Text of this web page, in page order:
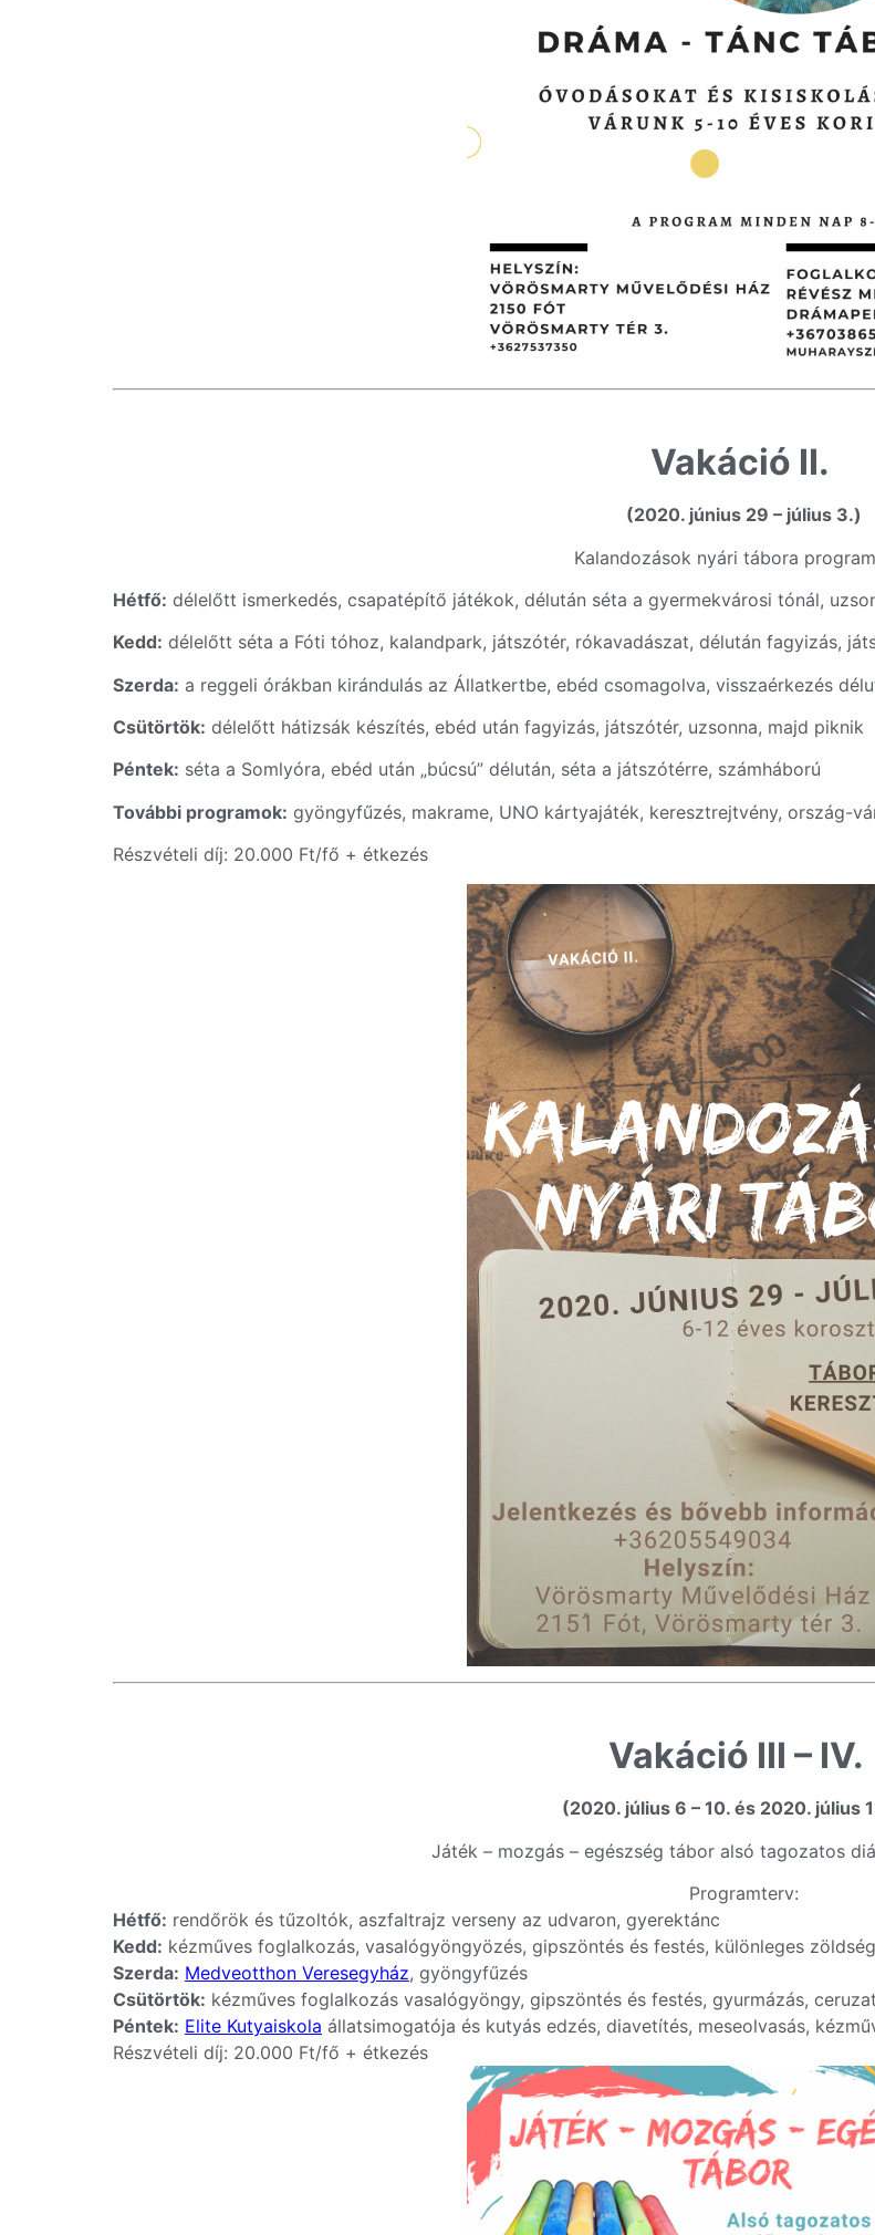
Vakáció II.
(2020. június 29 – július 3.)
Kalandozások nyári tábora
Hétfő: délelőtt ismerkedés, csapatépítő játékok, délután séta a gyermekvárosi tónál,
Kedd: délelőtt séta a Fóti tóhoz, kalandpark, játszótér, rókavadászat, délután fagyizás,
Szerda: a reggeli órákban kirándulás az Állatkertbe, ebéd csomagolva, visszaérkezés
Csütörtök: délelőtt hátizsák készítés, ebéd után fagyizás, játszótér, uzsonna, majd piknik
Péntek: séta a Somlyóra, ebéd után „búcsú” délután, séta a játszótérre, számháború
További programok: gyöngyfűzés, makrame, UNO kártyajáték, keresztrejtvény, ország-
Részvételi díj: 20.000 Ft/fő + étkezés
Vakáció III – IV.
(2020. július 6 – 10. és 2020. július
Játék – mozgás – egészség tábor alsó tagozatos
Programterv:
Hétfő: rendőrök és tűzoltók, aszfaltrajz verseny az udvaron, gyerektánc
Kedd: kézműves foglalkozás, vasalógyöngyözés, gipszöntés és festés, különleges
Szerda: Medveotthon Veresegyház, gyöngyfűzés
Csütörtök: kézműves foglalkozás vasalógyöngy, gipszöntés és festés, gyurmázás,
Péntek: Elite Kutyaiskola állatsimogatója és kutyás edzés, diavetítés, meseolvasás,
Részvételi díj: 20.000 Ft/fő + étkezés